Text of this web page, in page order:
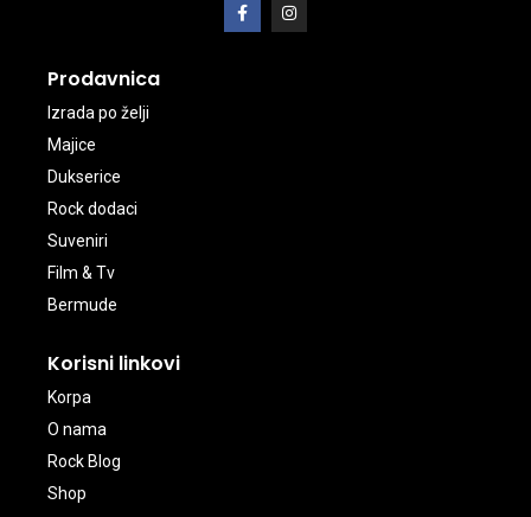
Prodavnica
Izrada po želji
Majice
Dukserice
Rock dodaci
Suveniri
Film & Tv
Bermude
Korisni linkovi
Korpa
O nama
Rock Blog
Shop